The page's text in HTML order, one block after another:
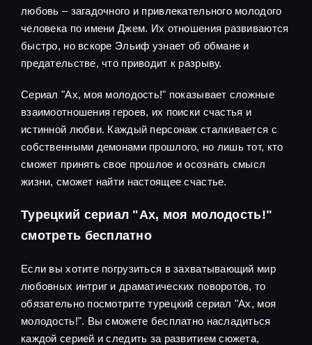
любовь – загадочного и привлекательного молодого
человека по имени Джем. Их отношения развиваются
быстро, но вскоре Эльиф узнает об обмане и
предательстве, что приводит к разрыву.
Сериал "Ах, моя молодость!" показывает сложные
взаимоотношения героев, их поиски счастья и
истинной любви. Каждый персонаж сталкивается с
собственными демонами прошлого, но лишь тот, кто
сможет принять свое прошлое и осознать смысл
жизни, сможет найти настоящее счастье.
Турецкий сериал "Ах, моя молодость!"
смотреть бесплатно
Если вы хотите погрузиться в захватывающий мир
любовных интриг и драматических поворотов, то
обязательно посмотрите турецкий сериал "Ах, моя
молодость!". Вы сможете бесплатно насладиться
каждой серией и следить за развитием сюжета,